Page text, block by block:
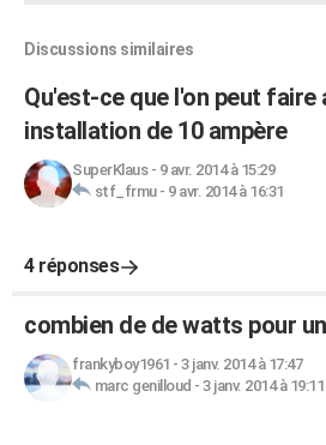
Discussions similaires
Qu'est-ce que l'on peut faire
installation de 10 ampère
SuperKlaus- 9 avr. 2014 à 15:29
stf_frmu- 9 avr. 2014 à 16:31
4 réponses
combien de de watts pour
frankyboy1961 - 3 janv. 2014 à 17:47
marc genilloud - 3 janv. 2014 à 19:11